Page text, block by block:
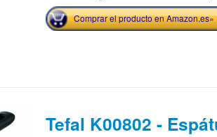
Comprar el producto en Amazon.es»
Tefal K00802 -